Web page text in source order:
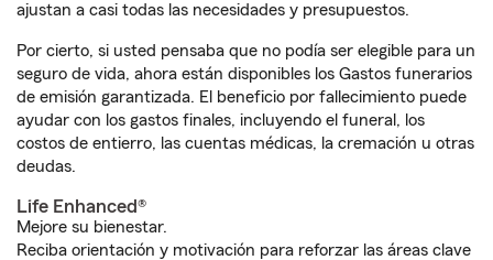
ajustan a casi todas las necesidades y presupuestos.
Por cierto, si usted pensaba que no podía ser elegible para un
seguro de vida, ahora están disponibles los Gastos funerarios
de emisión garantizada. El beneficio por fallecimiento puede
ayudar con los gastos finales, incluyendo el funeral, los
costos de entierro, las cuentas médicas, la cremación u otras
deudas.
Life Enhanced®
Mejore su bienestar.
Reciba orientación y motivación para reforzar las áreas clave